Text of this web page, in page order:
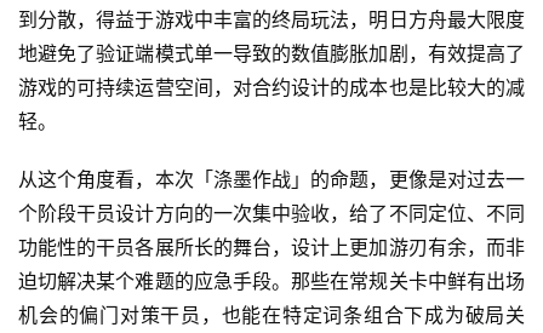
上
海
中
文
(
中
国
到分散，得益于游戏中丰富的终局玩法，明日方舟最大限度
地避免了验证端模式单一导致的数值膨胀加剧，有效提高了
游戏的可持续运营空间，对合约设计的成本也是比较大的减
轻。
从这个角度看，本次「涤墨作战」的命题，更像是对过去一
个阶段干员设计方向的一次集中验收，给了不同定位、不同
功能性的干员各展所长的舞台，设计上更加游刃有余，而非
迫切解决某个难题的应急手段。那些在常规关卡中鲜有出场
机会的偏门对策干员，也能在特定词条组合下成为破局关